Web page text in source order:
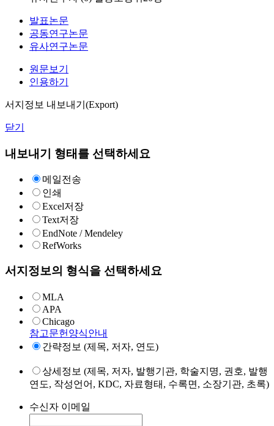
발표논문
공동연구논문
유사연구논문
원문보기
인용하기
서지정보 내보내기(Export)
닫기
내보내기 형태를 선택하세요
메일전송
인쇄
Excel저장
Text저장
EndNote / Mendeley
RefWorks
서지정보의 형식을 선택하세요
MLA
APA
Chicago
참고문헌양식안내
간략정보 (제목, 저자, 연도)
상세정보 (제목, 저자, 발행기관, 학술지명, 권호, 발행
연도, 작성언어, KDC, 자료형태, 수록면, 소장기관, 초록)
수신자 이메일